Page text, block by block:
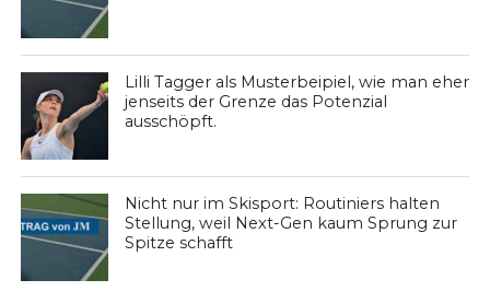
Lilli Tagger als Musterbeipiel, wie man eher
jenseits der Grenze das Potenzial
ausschöpft.
Nicht nur im Skisport: Routiniers halten
Stellung, weil Next-Gen kaum Sprung zur
Spitze schafft